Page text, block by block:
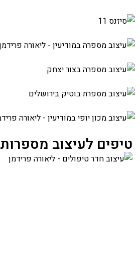
טיפים לעיצוב מספרות